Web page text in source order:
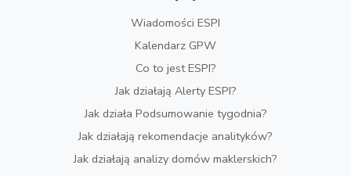
Wiadomości ESPI
Kalendarz GPW
Co to jest ESPI?
Jak działają Alerty ESPI?
Jak działa Podsumowanie tygodnia?
Jak działają rekomendacje analityków?
Jak działają analizy domów maklerskich?